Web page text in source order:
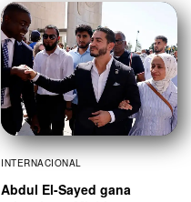
INTERNACIONAL
Abdul El-Sayed gana